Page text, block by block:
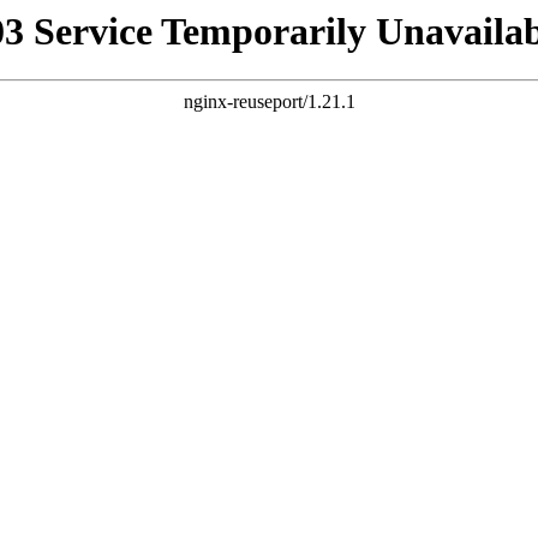
Service Temporarily
nginx-reuseport/1.21.1